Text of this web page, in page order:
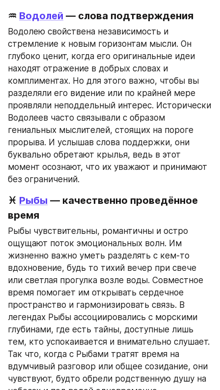
♒ Водолей — слова подтверждения
Водолею свойствена независимость и
стремление к новым горизонтам мысли. Он
глубоко ценит, когда его оригинальные идеи
находят отражение в добрых словах и
комплиментах. Но для этого важно, чтобы вы
разделяли его видение или по крайней мере
проявляли неподдельный интерес. Исторически
Водолеев часто связывали с образом
гениальных мыслителей, стоящих на пороге
прорыва. И услышав слова поддержки, они
буквально обретают крылья, ведь в этот
момент осознают, что их уважают и принимают
без ограничений.
♓ Рыбы — качественно проведённое
время
Рыбы чувствительны, романтичны и остро
ощущают поток эмоциональных волн. Им
жизненно важно уметь разделять с кем-то
вдохновение, будь то тихий вечер при свече
или светлая прогулка возле воды. Совместное
время помогает им открывать сердечное
пространство и гармонизировать связь. В
легендах Рыбы ассоциировались с морскими
глубинами, где есть тайны, доступные лишь
тем, кто успокаивается и внимательно слушает.
Так что, когда с Рыбами тратят время на
вдумчивый разговор или общее созидание, они
чувствуют, будто обрели родственную душу на